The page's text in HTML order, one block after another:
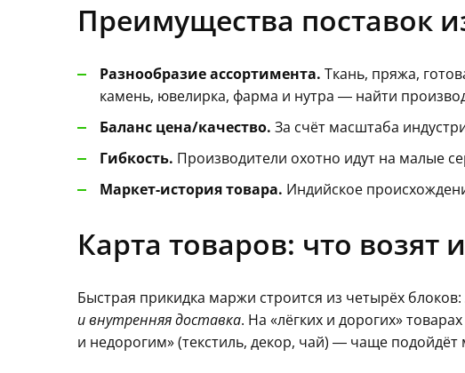
Преимущества поставок
Разнообразие ассортимента. Ткань, пряжа,
камень, ювелирка, фарма и нутра — найти
Баланс цена/качество. За счёт масштаба
Гибкость. Производители охотно идут на малые
Маркет-история товара. Индийское
Карта товаров: что
Быстрая прикидка маржи строится из четырёх блоков:
и внутренняя доставка. На «лёгких и дорогих»
и недорогим» (текстиль, декор, чай) — чаще